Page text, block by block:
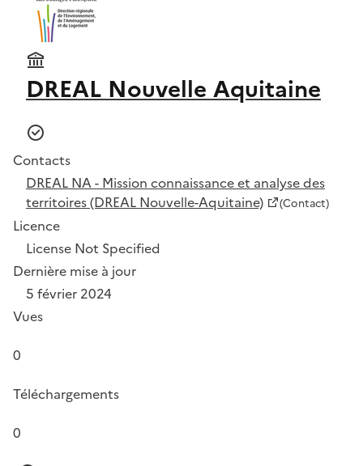
DREAL Nouvelle Aquitaine
Contacts
DREAL NA - Mission connaissance et analyse des
territoires (DREAL Nouvelle-Aquitaine)
(Contact)
Licence
License Not Specified
Dernière mise à jour
5 février 2024
Vues
0
Téléchargements
0